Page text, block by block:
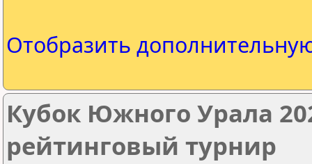
Отобразить
Кубок Южного Урала
рейтинговый турнир